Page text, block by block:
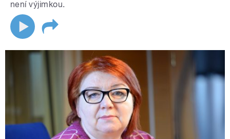
není výjimkou.